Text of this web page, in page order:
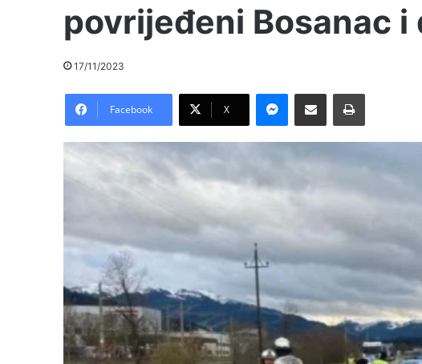
povrijeđeni Bosanac i
17/11/2023
Facebook X
Messenger
Pošalji preko E-Maila Printaj